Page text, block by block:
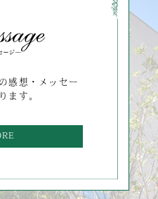
感想・メッセー
ます。